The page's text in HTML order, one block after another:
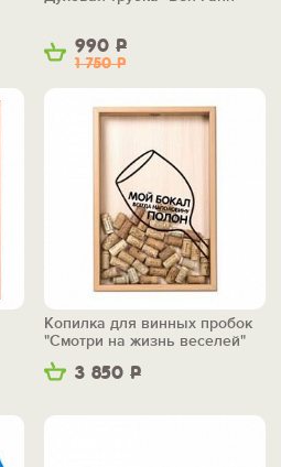
990 Р
1 750Р
3 850 Р
Копилка для винных пробок
"Смотри на жизнь веселей"